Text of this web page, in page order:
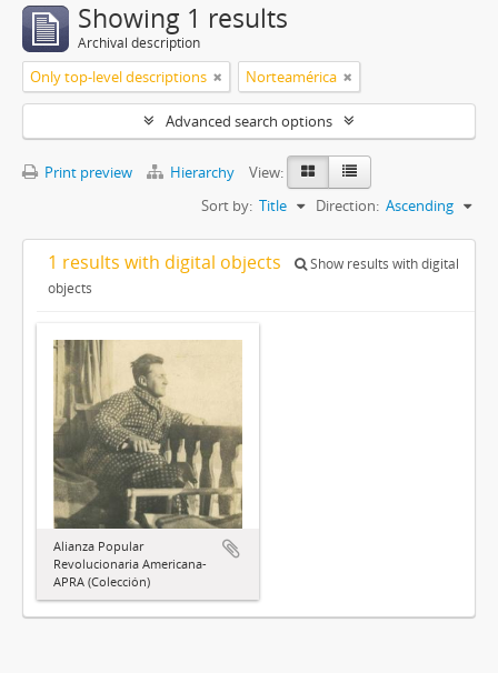
Showing 1 results
Archival description
Only top-level descriptions Norteamérica
Advanced search options
Print preview Hierarchy
View:
Sort by: Title Direction: Ascending
1 results with digital objects
Show results with digital
objects
Alianza Popular
Revolucionaria Americana-
APRA (Colección)